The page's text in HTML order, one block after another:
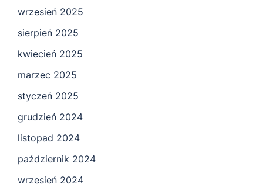
wrzesień 2025
sierpień 2025
kwiecień 2025
marzec 2025
styczeń 2025
grudzień 2024
listopad 2024
październik 2024
wrzesień 2024